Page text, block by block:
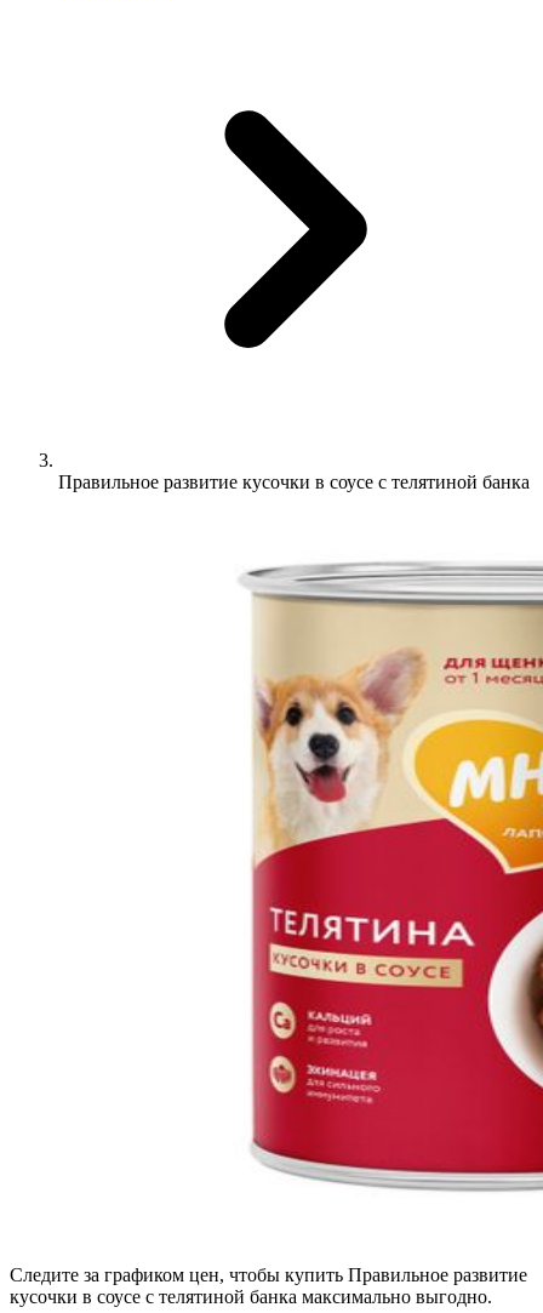
Правильное развитие кусочки в соусе с телятиной банка
Следите за графиком цен, чтобы купить Правильное развитие
кусочки в соусе с телятиной банка максимально выгодно.